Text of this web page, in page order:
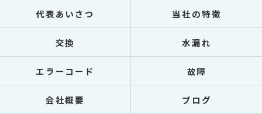
代表あいさつ 当社の特徴
交換 水漏れ
エラーコード 故障
会社概要 ブログ